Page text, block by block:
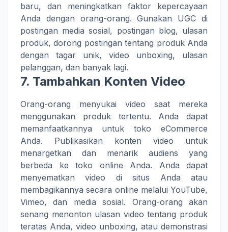
baru, dan meningkatkan faktor kepercayaan
Anda dengan orang-orang. Gunakan UGC di
postingan media sosial, postingan blog, ulasan
produk, dorong postingan tentang produk Anda
dengan tagar unik, video unboxing, ulasan
pelanggan, dan banyak lagi.
7. Tambahkan Konten Video
Orang-orang menyukai video saat mereka
menggunakan produk tertentu. Anda dapat
memanfaatkannya untuk toko eCommerce
Anda. Publikasikan konten video untuk
menargetkan dan menarik audiens yang
berbeda ke toko online Anda. Anda dapat
menyematkan video di situs Anda atau
membagikannya secara online melalui YouTube,
Vimeo, dan media sosial. Orang-orang akan
senang menonton ulasan video tentang produk
teratas Anda, video unboxing, atau demonstrasi